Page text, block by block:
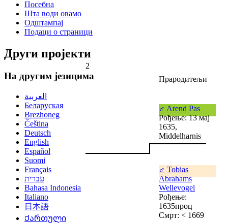
2
Прародитељи
♂ Arend Pas
Рођење: 13 мај
1635,
Middelharnis
♂ Tobias
Abrahams
Wellevogel
Рођење:
1635проц
Смрт: < 1669
Посебна
Шта води овамо
Одштампај
Подаци о страници
Други пројекти
На другим језицима
العربية
Беларуская
Brezhoneg
Čeština
Deutsch
English
Español
Suomi
Français
עברית
Bahasa Indonesia
Italiano
日本語
Ქართული